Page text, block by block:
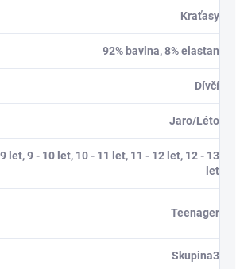
Kraťasy
92% bavlna, 8% elastan
Dívčí
Jaro/Léto
let, 9 - 10 let, 10 - 11 let, 11 - 12 let, 12 - 13
let
Teenager
Skupina3